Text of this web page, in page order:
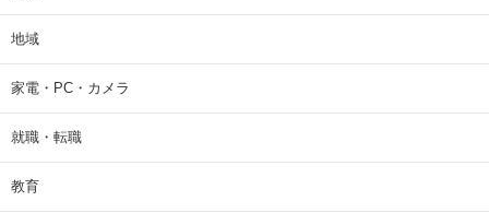
地域
家電・PC・カメラ
就職・転職
教育